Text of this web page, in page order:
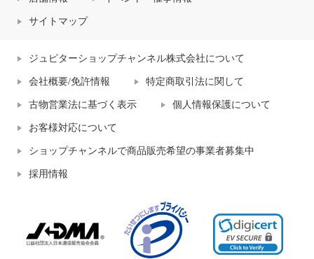
サイトマップ
ジュピターショップチャンネル株式会社について
会社概要/免許情報 特定商取引法に関して
古物営業法に基づく表示 個人情報保護について
お客様対応について
ショップチャンネルで商品販売希望の事業者募集中
採用情報